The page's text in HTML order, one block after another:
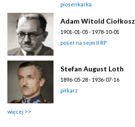
piosenkarka
Adam Witold Ciołkosz
1901-01-05 - 1978-10-01
poseł na sejm II RP
Stefan August Loth
1896-05-28 - 1936-07-16
piłkarz
więcej